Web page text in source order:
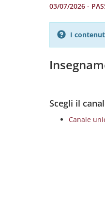
03/07/2026 -
I
Scegli il
Canale